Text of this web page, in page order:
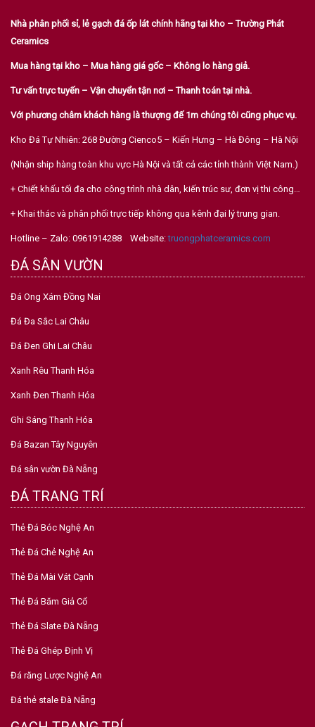
Nhà phân phối sỉ, lẻ gạch đá ốp lát chính hãng tại kho – Trường Phát
Ceramics
Mua hàng tại kho – Mua hàng giá gốc – Không lo hàng giả.
Tư vấn trực tuyến – Vận chuyển tận nơi – Thanh toán tại nhà.
Với phương châm khách hàng là thượng đế 1m chúng tôi cũng phục vụ.
Kho Đá Tự Nhiên: 268 Đường Cienco5 – Kiến Hưng – Hà Đông – Hà Nội
(Nhận ship hàng toàn khu vực Hà Nội và tất cả các tỉnh thành Việt Nam.)
+ Chiết khấu tối đa cho công trình nhà dân, kiến trúc sư, đơn vị thi công…
+ Khai thác và phân phối trực tiếp không qua kênh đại lý trung gian.
Hotline – Zalo: 0961914288 Website:truongphatceramics.com
ĐÁ SÂN VƯỜN
Đá Ong Xám Đồng Nai
Đá Đa Sắc Lai Châu
Đá Đen Ghi Lai Châu
Xanh Rêu Thanh Hóa
Xanh Đen Thanh Hóa
Ghi Sáng Thanh Hóa
Đá Bazan Tây Nguyên
Đá sân vườn Đà Nẵng
ĐÁ TRANG TRÍ
Thẻ Đá Bóc Nghệ An
Thẻ Đá Chẻ Nghệ An
Thẻ Đá Mài Vát Cạnh
Thẻ Đá Băm Giả Cổ
Thẻ Đá Slate Đà Nẵng
Thẻ Đá Ghép Định Vị
Đá răng Lược Nghệ An
Đá thẻ stale Đà Nẵng